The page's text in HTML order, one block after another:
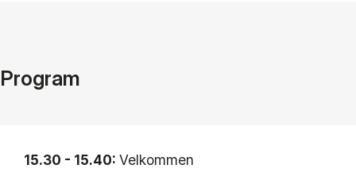
Program
15.30 - 15.40: Velkommen